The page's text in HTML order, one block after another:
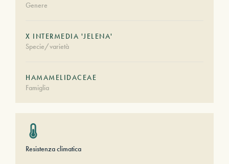
Genere
X INTERMEDIA 'JELENA'
Specie/varietà
HAMAMELIDACEAE
Famiglia
Resistenza climatica